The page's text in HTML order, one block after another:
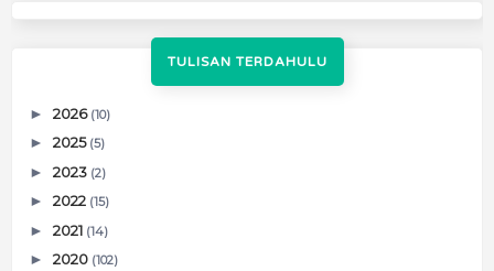
TULISAN TERDAHULU
► 2026 (10)
► 2025 (5)
► 2023 (2)
► 2022 (15)
► 2021 (14)
► 2020 (102)